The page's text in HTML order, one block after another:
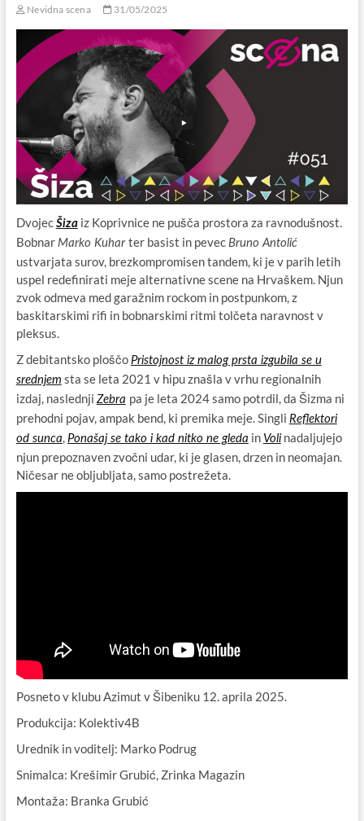
Nevidna scena 31/05/2025
Dvojec Šizaiz Koprivnice ne pušča prostora za ravnodušnost.
Bobnar Marko Kuhar ter basist in pevec Bruno Antolić
ustvarjata surov, brezkompromisen tandem, ki je v parih letih
uspel redefinirati meje alternativne scene na Hrvaškem. Njun
zvok odmeva med garažnim rockom in postpunkom, z
baskitarskimi rifi in bobnarskimi ritmi tolčeta naravnost v
pleksus.
Z debitantsko ploščo Pristojnost iz malog prsta izgubila se u
srednjem sta se leta 2021 v hipu znašla v vrhu regionalnih
izdaj, naslednji Zebra pa je leta 2024 samo potrdil, da Šizma ni
prehodni pojav, ampak bend, ki premika meje. Singli Reflektori
od sunca, Ponašaj se tako i kad nitko ne gleda in Volinadaljujejo
njun prepoznaven zvočni udar, ki je glasen, drzen in neomajan.
Ničesar ne obljubljata, samo postrežeta.
Posneto v klubu Azimut v Šibeniku 12. aprila 2025.
Produkcija: Kolektiv4B
Urednik in voditelj: Marko Podrug
Snimalca: Krešimir Grubić, Zrinka Magazin
Montaža: Branka Grubić